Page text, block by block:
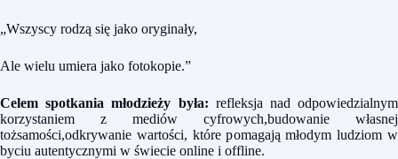
„Wszyscy rodzą się jako oryginały,
Ale wielu umiera jako fotokopie.”
Celem spotkania młodzieży była: refleksja nad odpowiedzialnym
korzystaniem z mediów cyfrowych,budowanie własnej
tożsamości,odkrywanie wartości, które pomagają młodym ludziom w
byciu autentycznymi w świecie online i offline.